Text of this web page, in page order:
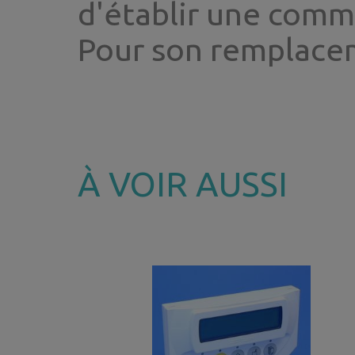
d'établir une
Pour son
À VOIR AUSSI